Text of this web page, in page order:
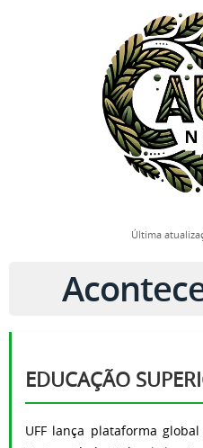
Última
EDUCAÇÃO
UFF lança plataforma